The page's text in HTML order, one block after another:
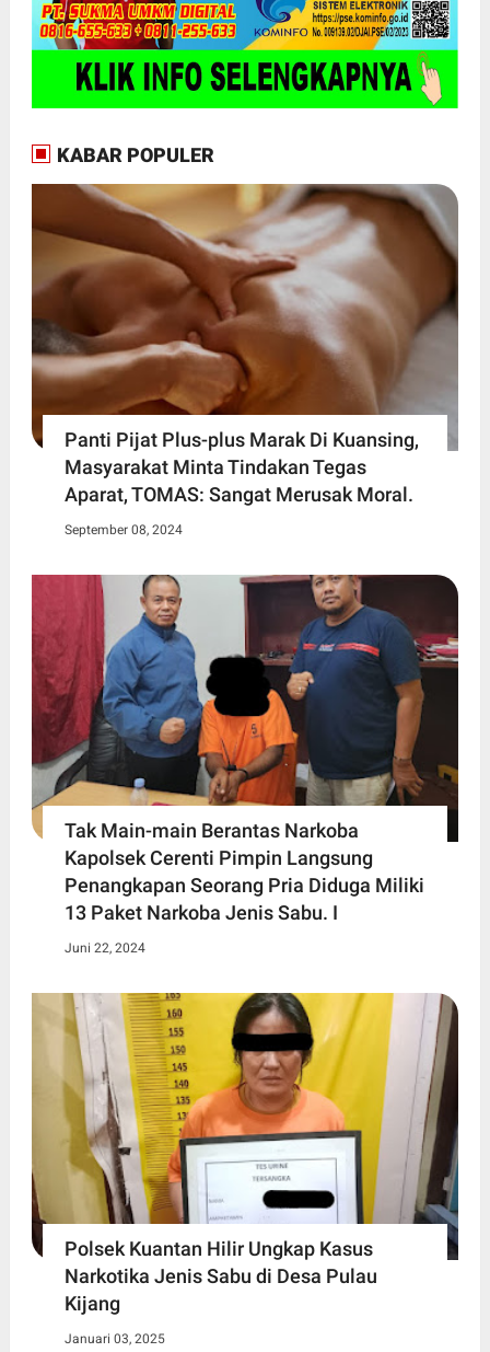
KABAR POPULER
Panti Pijat Plus-plus Marak Di Kuansing,
Masyarakat Minta Tindakan Tegas
Aparat, TOMAS: Sangat Merusak Moral.
September 08, 2024
Tak Main-main Berantas Narkoba
Kapolsek Cerenti Pimpin Langsung
Penangkapan Seorang Pria Diduga Miliki
13 Paket Narkoba Jenis Sabu. I
Juni 22, 2024
Polsek Kuantan Hilir Ungkap Kasus
Narkotika Jenis Sabu di Desa Pulau
Kijang
Januari 03, 2025